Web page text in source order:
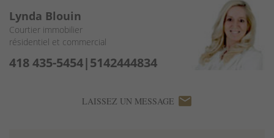
Lynda Blouin
Courtier immobilier
résidentiel et commercial
418 435-5454|5142444834
LAISSEZ UN MESSAGE email